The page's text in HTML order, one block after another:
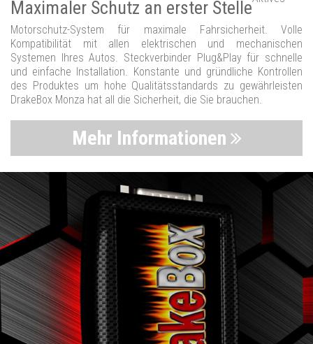
Maximaler Schutz an erster Stelle
Motorschutz-System für maximale Fahrsicherheit. Volle
Kompatibilität mit allen elektrischen und mechanischen
Systemen Ihres Autos. Steckverbinder Plug&Play für schnelle
und einfache Installation. Konstante und gründliche Kontrollen
des Produktes um hohe Qualitätsstandards zu gewährleisten
DrakeBox Monza hat all die Sicherheit, die Sie brauchen.
Mehr Informationen